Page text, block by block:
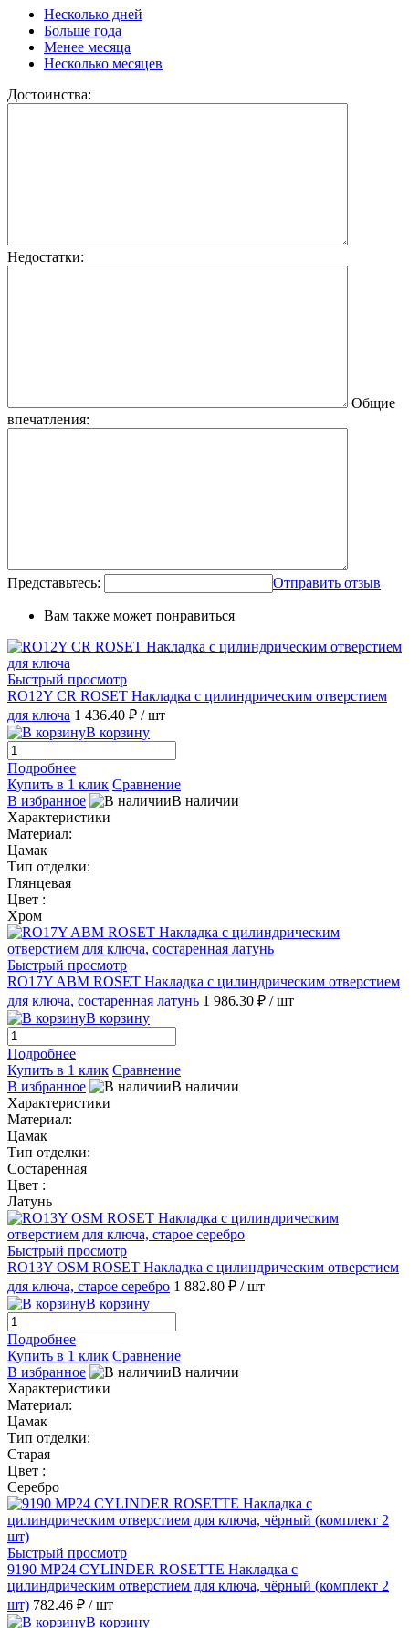
Несколько дней
Больше года
Менее месяца
Несколько месяцев
Достоинства:
Недостатки:
Общие
впечатления:
Представьтесь: Отправить отзыв
Вам также может понравиться
Быстрый просмотр
RO12Y CR ROSET Накладка с цилиндрическим отверстием
для ключа 1 436.40 ₽ / шт
В корзину
Подробнее
Купить в 1 клик Сравнение
В избранное
В наличии
Характеристики
Материал:
Цамак
Тип отделки:
Глянцевая
Цвет :
Хром
Быстрый просмотр
RO17Y ABM ROSET Накладка с цилиндрическим отверстием
для ключа, состаренная латунь 1 986.30 ₽ / шт
В корзину
Подробнее
Купить в 1 клик Сравнение
В избранное
В наличии
Характеристики
Материал:
Цамак
Тип отделки:
Состаренная
Цвет :
Латунь
Быстрый просмотр
RO13Y OSM ROSET Накладка с цилиндрическим отверстием
для ключа, старое серебро 1 882.80 ₽ / шт
В корзину
Подробнее
Купить в 1 клик Сравнение
В избранное
В наличии
Характеристики
Материал:
Цамак
Тип отделки:
Старая
Цвет :
Серебро
Быстрый просмотр
9190 MP24 CYLINDER ROSETTE Накладка с
цилиндрическим отверстием для ключа, чёрный (комплект 2
шт) 782.46 ₽ / шт
В корзину